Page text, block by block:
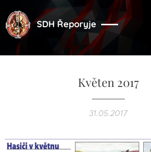
SDH Řeporyje
Květen 2017
31.05.2017